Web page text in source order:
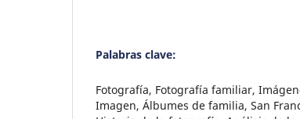
Palabras clave:
Fotografía, Fotografía familiar,
Imagen, Álbumes de familia, San